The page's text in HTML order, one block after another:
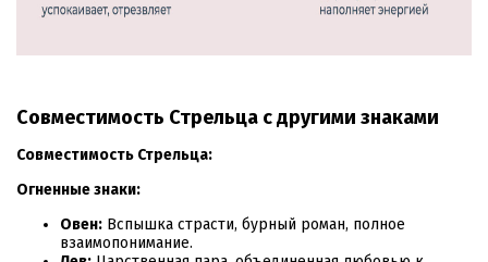
Совместимость Стрельца с другими знаками
Совместимость Стрельца:
Огненные знаки:
Овен: Вспышка страсти, бурный роман, полное
взаимопонимание.